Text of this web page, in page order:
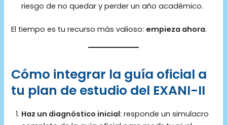
riesgo de no quedar y perder un año académico.
El tiempo es tu recurso más valioso: empieza ahora.
Cómo integrar la guía oficial a
tu plan de estudio del EXANI-II
Haz un diagnóstico inicial: responde un simulacro